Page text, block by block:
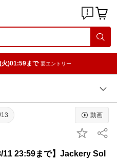
火)01:59まで 要エントリー
13 動画
11 23:59まで】Jackery Sol